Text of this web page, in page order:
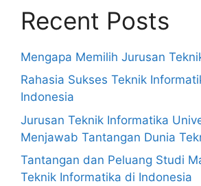
Recent Posts
Mengapa Memilih Jurusan
Rahasia Sukses Teknik
Indonesia
Jurusan Teknik Informatika
Menjawab Tantangan Dunia
Tantangan dan Peluang Studi
Teknik Informatika di Indonesia